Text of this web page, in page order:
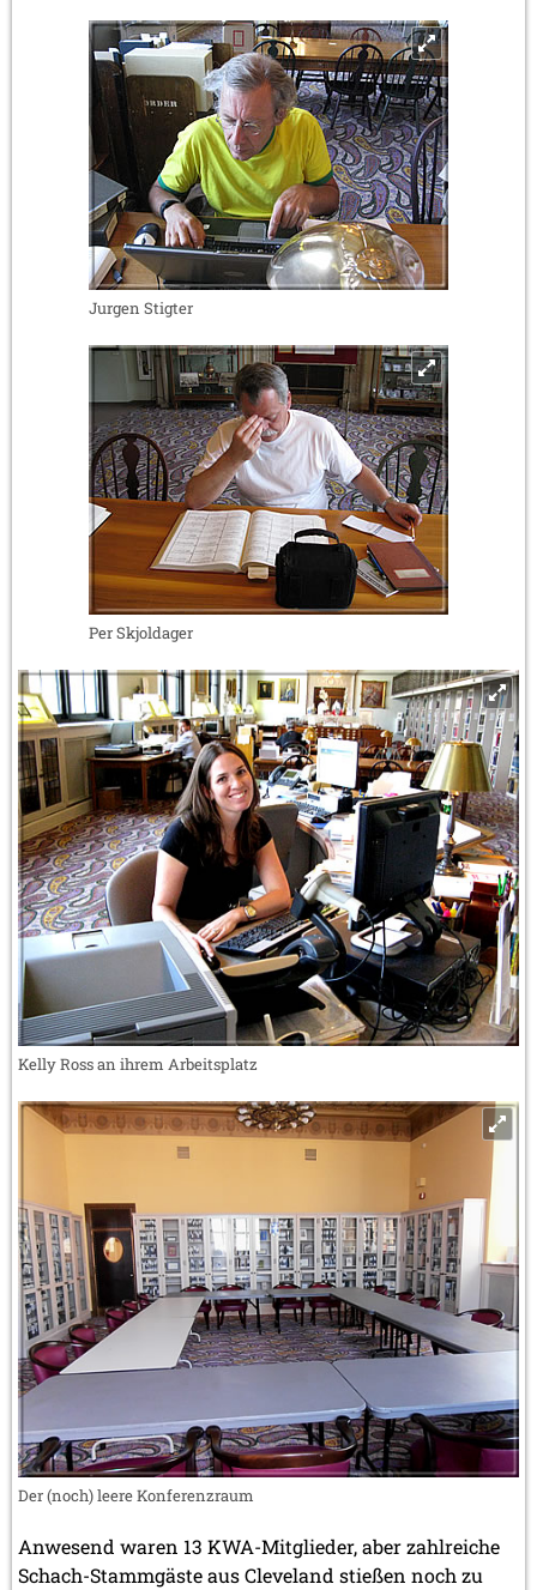
Jurgen Stigter
Per Skjoldager
Kelly Ross an ihrem Arbeitsplatz
Der (noch) leere Konferenzraum
Anwesend waren 13 KWA-Mitglieder, aber zahlreiche
Schach-Stammgäste aus Cleveland stießen noch zu